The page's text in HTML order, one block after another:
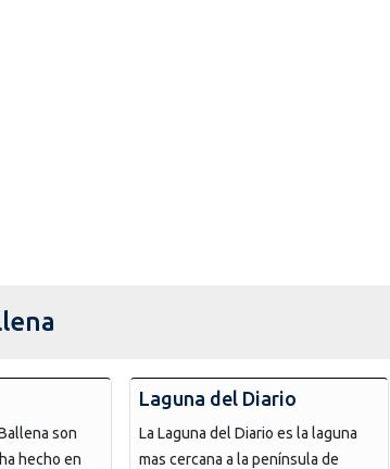
son
hecho en
Laguna del Diario
La Laguna del Diario es la laguna
mas cercana a la península de